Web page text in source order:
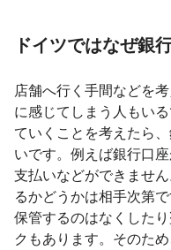
ドイツではなぜ銀
店舗へ行く手間などを
に感じてしまう人もい
ていくことを考えたら
いです。例えば銀行口
支払いなどができませ
るかどうかは相手次第
保管するのはなくした
クもあります。そのた